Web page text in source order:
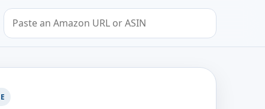
Search by Amazon URL or ASIN